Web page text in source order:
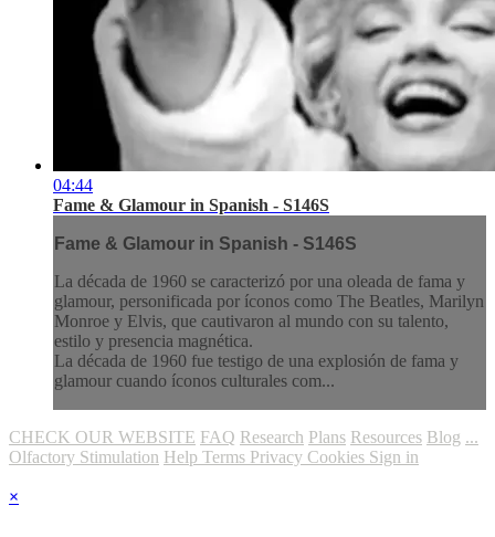
04:44
Fame & Glamour in Spanish - S146S
Fame & Glamour in Spanish - S146S
La década de 1960 se caracterizó por una oleada de fama y
glamour, personificada por íconos como The Beatles, Marilyn
Monroe y Elvis, que cautivaron al mundo con su talento,
estilo y presencia magnética.
La década de 1960 fue testigo de una explosión de fama y
glamour cuando íconos culturales com...
CHECK OUR WEBSITE FAQ Research Plans Resources Blog ...
Olfactory Stimulation Help Terms Privacy Cookies Sign in
×